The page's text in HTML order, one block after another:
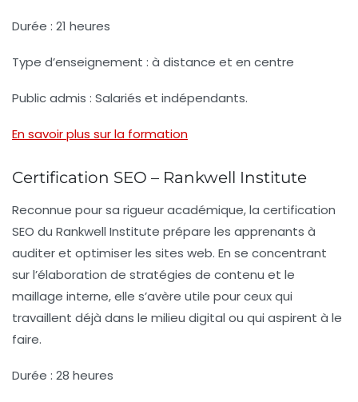
Durée : 21 heures
Type d’enseignement : à distance et en centre
Public admis : Salariés et indépendants.
En savoir plus sur la formation
Certification SEO – Rankwell Institute
Reconnue pour sa rigueur académique, la certification
SEO du Rankwell Institute prépare les apprenants à
auditer et optimiser les sites web. En se concentrant
sur l’élaboration de stratégies de contenu et le
maillage interne, elle s’avère utile pour ceux qui
travaillent déjà dans le milieu digital ou qui aspirent à le
faire.
Durée : 28 heures